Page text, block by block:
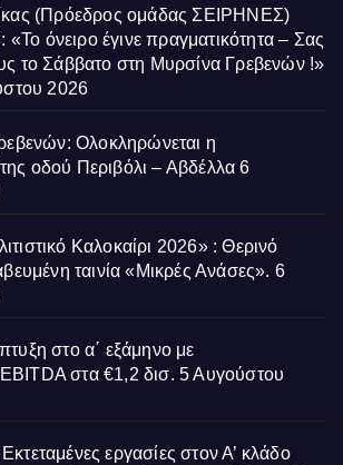
(Πρόεδρος ομάδας ΣΕΙΡΗΝΕΣ)
όνειρο έγινε πραγματικότητα – Σας
το Σάββατο στη Μυρσίνα Γρεβενών !»
2026
Ολοκληρώνεται η
οδού Περιβόλι – Αβδέλλα 6
Καλοκαίρι 2026» : Θερινό
ταινία «Μικρές Ανάσες». 6
στο α΄ εξάμηνο με
στα €1,2 δισ. 5 Αυγούστου
εργασίες στον Α’ κλάδο